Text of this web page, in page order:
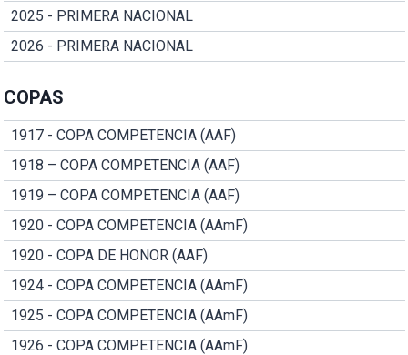
2025 - PRIMERA NACIONAL
2026 - PRIMERA NACIONAL
COPAS
1917 - COPA COMPETENCIA (AAF)
1918 – COPA COMPETENCIA (AAF)
1919 – COPA COMPETENCIA (AAF)
1920 - COPA COMPETENCIA (AAmF)
1920 - COPA DE HONOR (AAF)
1924 - COPA COMPETENCIA (AAmF)
1925 - COPA COMPETENCIA (AAmF)
1926 - COPA COMPETENCIA (AAmF)